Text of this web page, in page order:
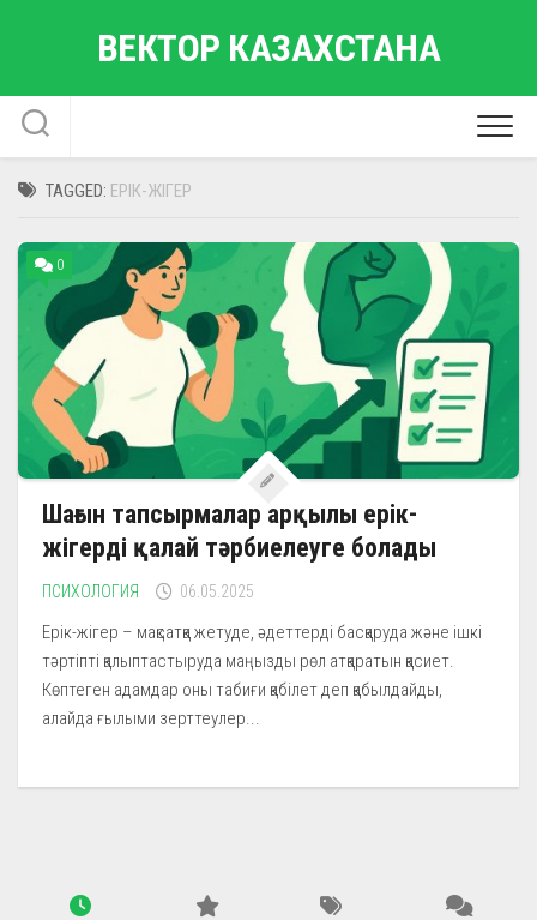
ВЕКТОР КАЗАХСТАНА
TAGGED: ЕРІК-ЖІГЕР
0
Шағын тапсырмалар арқылы ерік-
жігерді қалай тәрбиелеуге болады
ПСИХОЛОГИЯ 06.05.2025
Ерік-жігер – мақсатқа жетуде, әдеттерді басқаруда және ішкі
тәртіпті қалыптастыруда маңызды рөл атқаратын қасиет.
Көптеген адамдар оны табиғи қабілет деп қабылдайды,
алайда ғылыми зерттеулер...